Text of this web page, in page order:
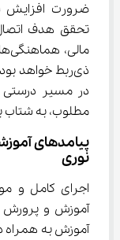
در مسیر درستی
مطلوب، به شتاب
پیامدهای
نوری
اجرای کامل و